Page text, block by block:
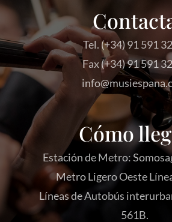
Tel. (+34) 91 591
Fax (+34) 91 591
Cómo
Estación de Metro:
Metro Ligero Oeste
Líneas de Autobús
561B.